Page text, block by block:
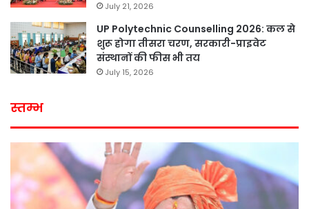
July 21, 2026
UP Polytechnic Counselling 2026: कल से
शुरू होगा तीसरा चरण, सरकारी-प्राइवेट
संस्थानों की फीस भी तय
July 15, 2026
स्तम्भ